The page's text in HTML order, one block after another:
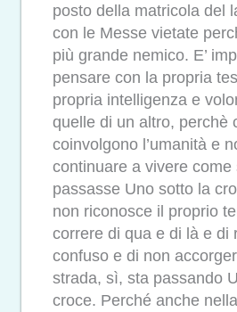
posto della matricola del
con le Messe vietate
più grande nemico. E’
pensare con la propria
propria intelligenza e
quelle di un altro, perchè
coinvolgono l’umanità e
continuare a vivere come
passasse Uno sotto la
non riconosce il proprio
correre di qua e di là e di
confuso e di non
strada, sì, sta passando
croce. Perché anche